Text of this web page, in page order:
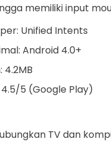
memiliki input
Unified Intents
Android 4.0+
4.2MB
4.5/5 (Google Play)
TV dan